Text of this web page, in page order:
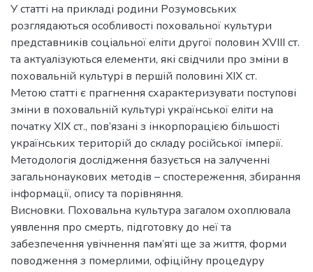
У статті на прикладі родини Розумовських
розглядаються особливості поховальної культури
представників соціальної еліти другої половин XVIII ст.
та актуалізуються елементи, які свідчили про зміни в
поховальній культурі в першій половині ХІХ ст.
Метою статті є прагнення схарактеризувати поступові
зміни в поховальній культурі української еліти на
початку ХІХ ст., пов’язані з інкорпорацією більшості
українських територій до складу російської імперії.
Методологія дослідження базується на залученні
загальнонаукових методів – спостереження, збирання
інформації, опису та порівняння.
Висновки. Поховальна культура загалом охоплювала
уявлення про смерть, підготовку до неї та
забезпечення увічнення пам’яті ще за життя, форми
поводження з померлими, офіційну процедуру